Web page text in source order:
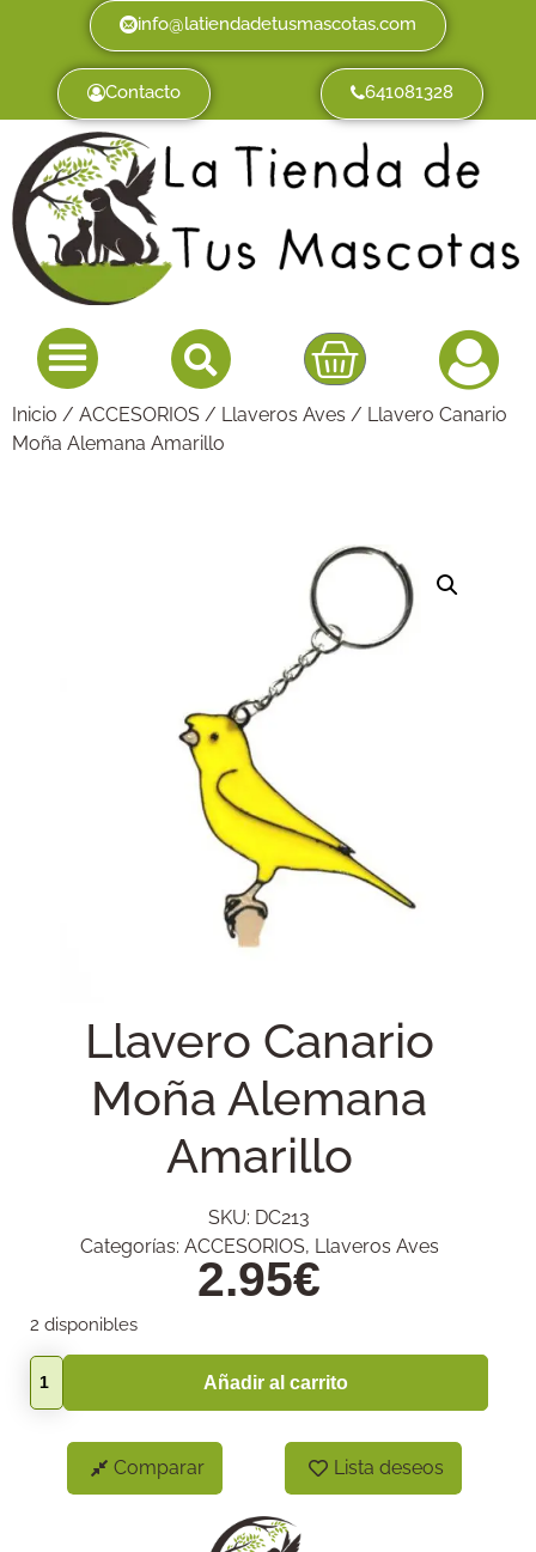
info@latiendadetusmascotas.com
Contacto 641081328
Inicio / ACCESORIOS / Llaveros Aves / Llavero Canario
Moña Alemana Amarillo
Llavero Canario
Moña Alemana
Amarillo
SKU: DC213
Categorías: ACCESORIOS, Llaveros Aves
2.95€
2 disponibles
Añadir al carrito
Comparar Lista deseos